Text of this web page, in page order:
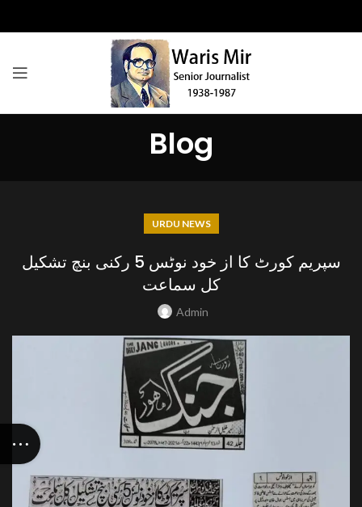
Blog
URDU NEWS
سپریم کورٹ کا از خود نوٹس 5 رکنی بنچ تشکیل
کل سماعت
Admin